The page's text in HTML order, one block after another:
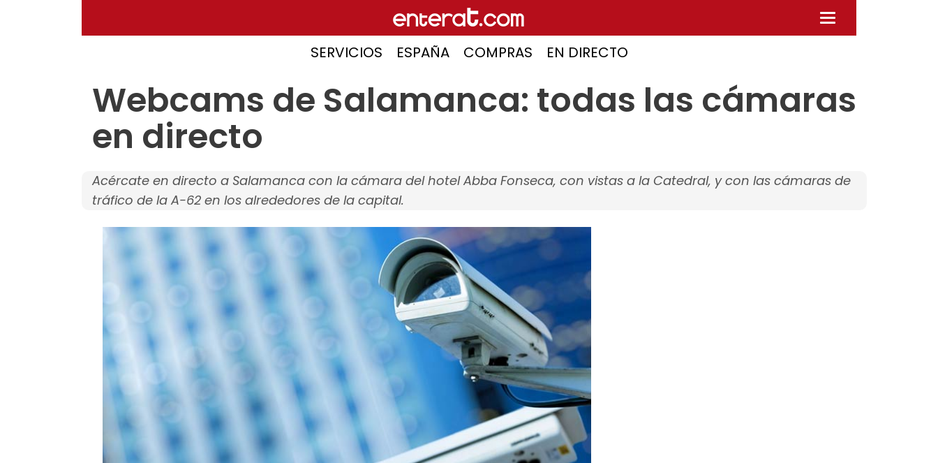
Desplegar
navegación
SERVICIOS ESPAÑA COMPRAS EN DIRECTO
Webcams de Salamanca: todas las cámaras
en directo
Acércate en directo a Salamanca con la cámara del hotel Abba Fonseca, con vistas a la Catedral, y con las cámaras de
tráfico de la A-62 en los alrededores de la capital.